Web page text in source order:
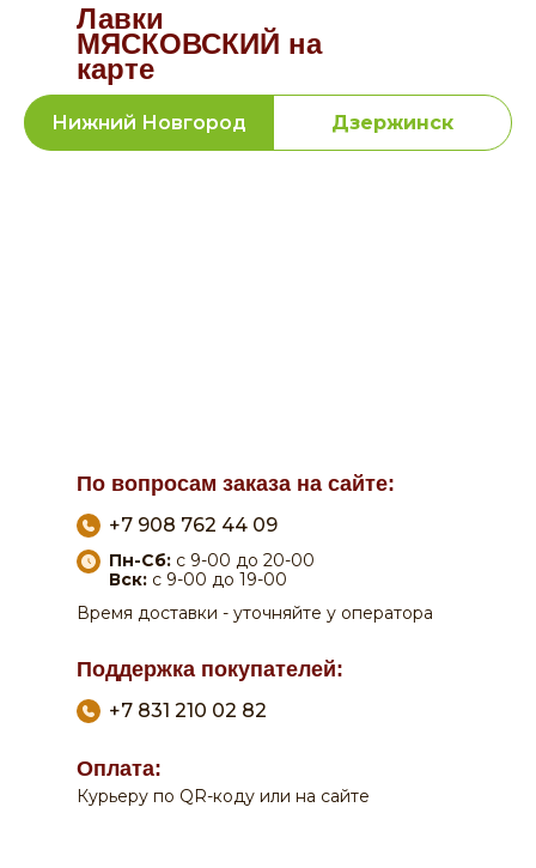
Лавки
МЯСКОВСКИЙ на
карте
Нижний Новгород Дзержинск
+7 908 762 44 09
+7 831 210 02 82
Пн-Сб: с 9-00 до 20-00
Вск: с 9-00 до 19-00
Время доставки - уточняйте у оператора
Курьеру по QR-коду или на сайте
По вопросам заказа на сайте:
Оплата:
Поддержка покупателей: